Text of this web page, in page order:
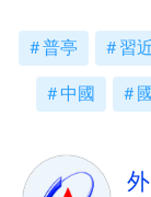
普亭 習
中國